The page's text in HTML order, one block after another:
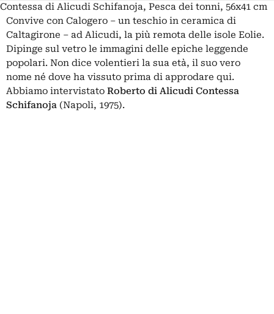
Contessa di Alicudi Schifanoja, Pesca dei tonni, 56x41 cm
Convive con Calogero ‒ un teschio in ceramica di
Caltagirone ‒ ad Alicudi, la più remota delle isole Eolie.
Dipinge sul vetro le immagini delle epiche leggende
popolari. Non dice volentieri la sua età, il suo vero
nome né dove ha vissuto prima di approdare qui.
Abbiamo intervistato Roberto di Alicudi Contessa
Schifanoja (Napoli, 1975).